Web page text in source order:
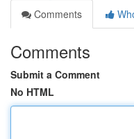
Comments
Comments
Submit a Comment
No HTML